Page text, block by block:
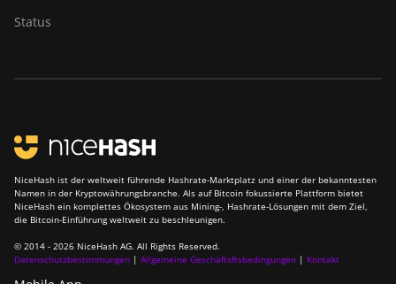
Status
NiceHash ist der weltweit führende Hashrate-Marktplatz und einer der bekanntesten
Namen in der Kryptowährungsbranche. Als auf Bitcoin fokussierte Plattform bietet
NiceHash ein komplettes Ökosystem aus Mining-, Hashrate-Lösungen mit dem Ziel,
die Bitcoin-Einführung weltweit zu beschleunigen.
© 2014 - 2026 NiceHash AG. All Rights Reserved.
Datenschutzbestimmungen | Allgemeine Geschäftsftsbedingungen | Kontakt